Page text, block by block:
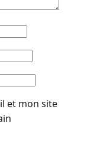
et mon site